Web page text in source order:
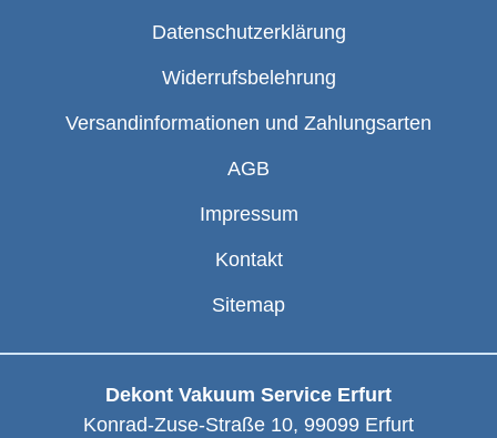
Datenschutzerklärung
Widerrufsbelehrung
Versandinformationen und Zahlungsarten
AGB
Impressum
Kontakt
Sitemap
Dekont Vakuum Service Erfurt
Konrad-Zuse-Straße 10, 99099 Erfurt